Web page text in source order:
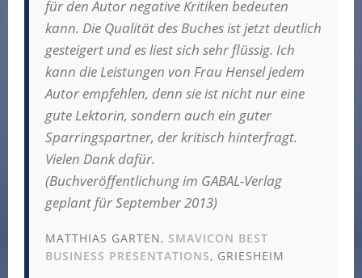
für den Autor negative Kritiken bedeuten
kann. Die Qualität des Buches ist jetzt deutlich
gesteigert und es liest sich sehr flüssig. Ich
kann die Leistungen von Frau Hensel jedem
Autor empfehlen, denn sie ist nicht nur eine
gute Lektorin, sondern auch ein guter
Sparringspartner, der kritisch hinterfragt.
Vielen Dank dafür.
(Buchveröffentlichung im GABAL-Verlag
geplant für September 2013)
MATTHIAS GARTEN, SMAVICON BEST
BUSINESS PRESENTATIONS, GRIESHEIM